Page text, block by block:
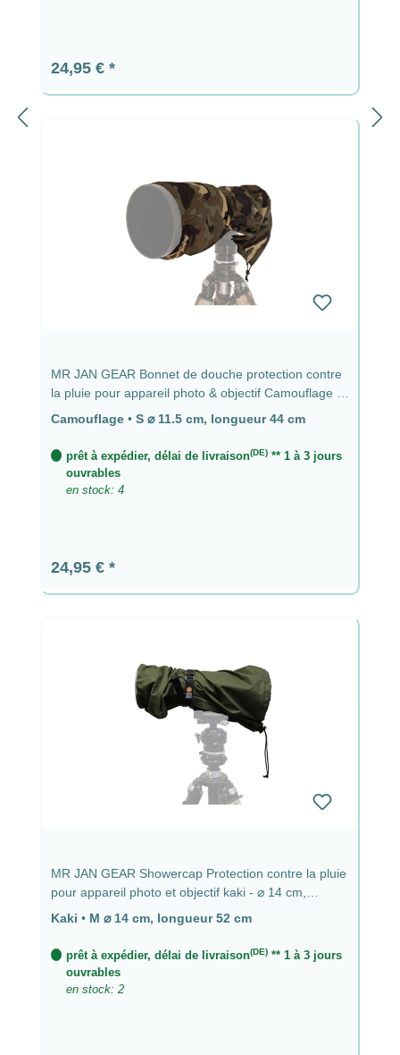
Prix régulier :
24,95 €
MR JAN GEAR Bonnet de douche protection contre
la pluie pour appareil photo & objectif Camouflage -
⌀ 11,5 cm, longueur 44 cm
Camouflage • S ⌀ 11.5 cm, longueur 44 cm
prêt à expédier, délai de livraison(DE)** 1 à 3 jours
ouvrables
en stock: 4
Prix régulier :
24,95 €
MR JAN GEAR Showercap Protection contre la pluie
pour appareil photo et objectif kaki - ⌀ 14 cm,
longueur 52 cm
Kaki • M ⌀ 14 cm, longueur 52 cm
prêt à expédier, délai de livraison(DE)** 1 à 3 jours
ouvrables
en stock: 2